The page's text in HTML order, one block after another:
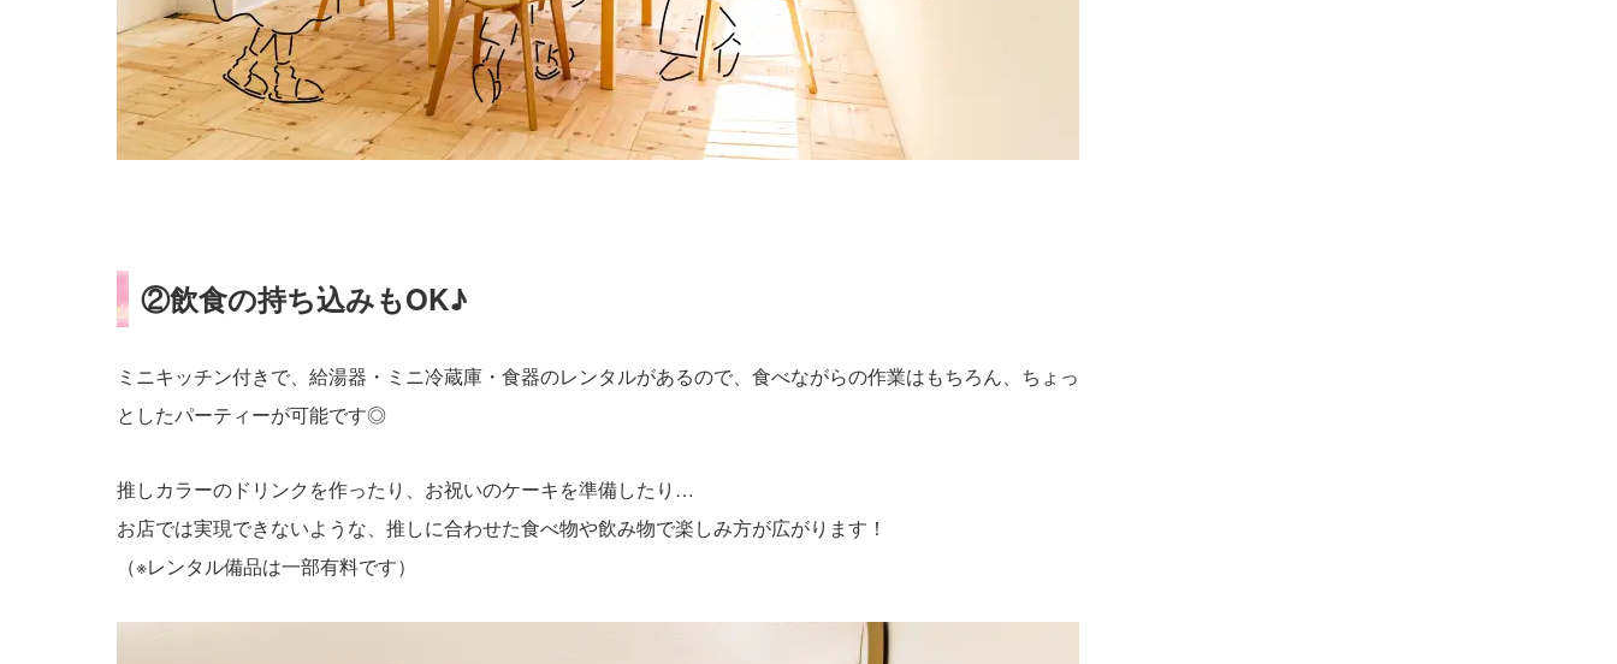
②飲食の持ち込みもOK♪
ミニキッチン付きで、給湯器・ミニ冷蔵庫・食器のレンタルがあるので、食べながらの作業はもちろん、ちょっ
としたパーティーが可能です◎
推しカラーのドリンクを作ったり、お祝いのケーキを準備したり…
お店では実現できないような、推しに合わせた食べ物や飲み物で楽しみ方が広がります！
（※レンタル備品は一部有料です）